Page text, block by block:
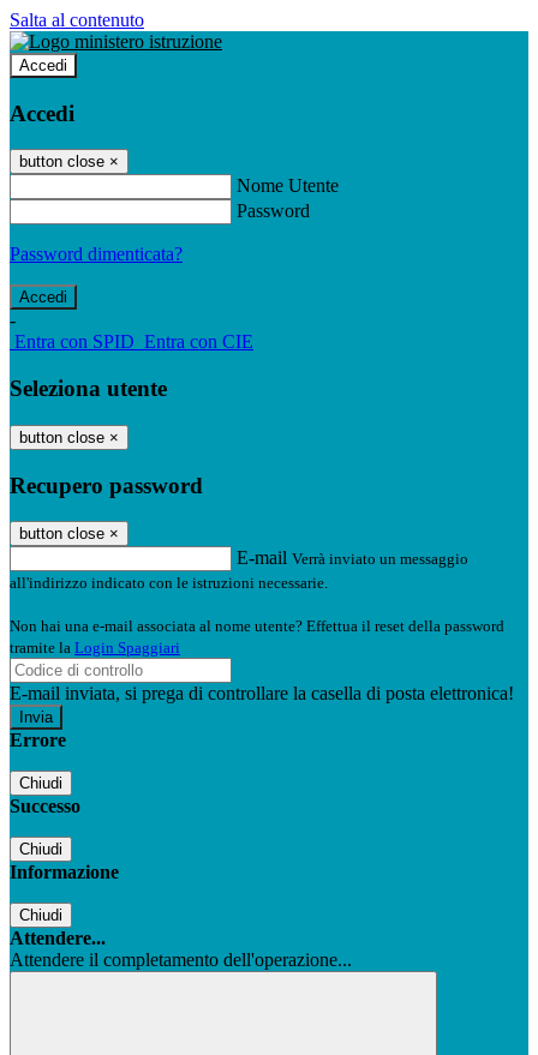
Salta al contenuto
Accedi
Accedi
button close ×
Nome Utente
Password
Password dimenticata?
-
Entra con SPID Entra con CIE
Seleziona utente
button close ×
Recupero password
button close ×
E-mail Verrà inviato un messaggio
all'indirizzo indicato con le istruzioni necessarie.
Non hai una e-mail associata al nome utente? Effettua il reset della password
tramite la Login Spaggiari
E-mail inviata, si prega di controllare la casella di posta elettronica!
Errore
Chiudi
Successo
Chiudi
Informazione
Chiudi
Attendere...
Attendere il completamento dell'operazione...